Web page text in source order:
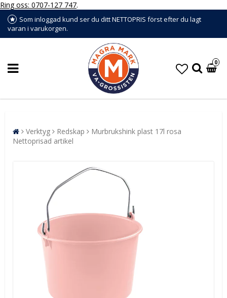
Ring oss: 0707-127 747.
Som inloggad kund ser du ditt NETTOPRIS först efter du lagt
varan i varukorgen.
0
Verktyg Redskap
Murbrukshink plast 17l rosa
Nettoprisad artikel